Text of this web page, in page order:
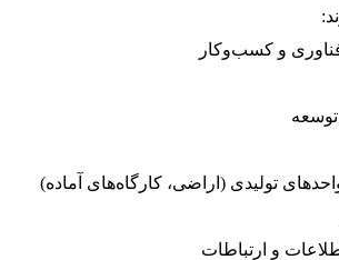
و کسب‌وکار
تولیدی (اراضی، کارگاه‌های آماده)
و ارتباطات